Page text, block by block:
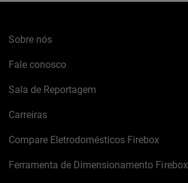
Sobre nós
Fale conosco
Sala de Reportagem
Carreiras
Compare Eletrodomésticos Firebox
Ferramenta de Dimensionamento Firebox